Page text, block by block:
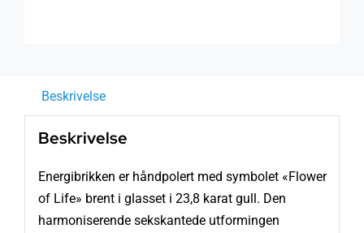
Beskrivelse
Beskrivelse
Energibrikken er håndpolert med symbolet «Flower
of Life» brent i glasset i 23,8 karat gull. Den
harmoniserende sekskantede utformingen